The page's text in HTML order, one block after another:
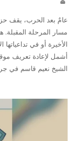
عامٌ بعد الحرب، يقف
مسار المرحلة المقبلة.
الأخيرة أو في
أشمل لإعادة تعريف
الشيخ نعيم قاسم في